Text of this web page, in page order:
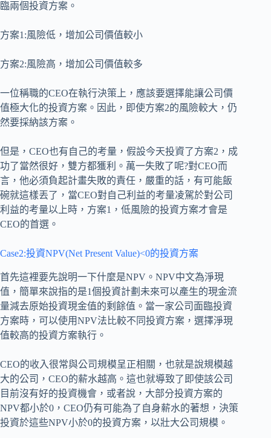
臨兩個投資方案。
方案1:風險低，增加公司價值較小
方案2:風險高，增加公司價值較多
一位稱職的CEO在執行決策上，應該要選擇能讓公司價
值極大化的投資方案。因此，即使方案2的風險較大，仍
然要採納該方案。
但是，CEO也有自己的考量，假設今天投資了方案2，成
功了當然很好，雙方都獲利。萬一失敗了呢?對CEO而
言，他必須負起計畫失敗的責任，嚴重的話，有可能飯
碗就這樣丟了，當CEO對自己利益的考量凌駕於對公司
利益的考量以上時，方案1，低風險的投資方案才會是
CEO的首選。
Case2:投資NPV(Net Present Value)<0的投資方案
首先這裡要先說明一下什麼是NPV。NPV中文為淨現
值，簡單來說指的是1個投資計劃未來可以產生的現金流
量減去原始投資現金值的剩餘值。當一家公司面臨投資
方案時，可以使用NPV法比較不同投資方案，選擇淨現
值較高的投資方案執行。
CEO的收入很常與公司規模呈正相關，也就是說規模越
大的公司，CEO的薪水越高。這也就導致了即使該公司
目前沒有好的投資機會，或者說，大部分投資方案的
NPV都小於0，CEO仍有可能為了自身薪水的著想，決策
投資於這些NPV小於0的投資方案，以壯大公司規模。